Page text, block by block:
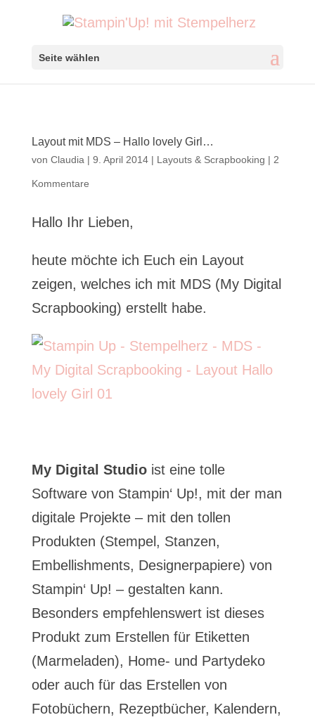
Seite wählen
Layout mit MDS – Hallo lovely Girl…
von Claudia | 9. April 2014| Layouts & Scrapbooking | 2
Kommentare
Hallo Ihr Lieben,
heute möchte ich Euch ein Layout
zeigen, welches ich mit MDS (My Digital
Scrapbooking) erstellt habe.
My Digital Studioist eine tolle
Software von Stampin‘ Up!, mit der man
digitale Projekte – mit den tollen
Produkten (Stempel, Stanzen,
Embellishments, Designerpapiere) von
Stampin‘ Up! – gestalten kann.
Besonders empfehlenswert ist dieses
Produkt zum Erstellen für Etiketten
(Marmeladen), Home- und Partydeko
oder auch für das Erstellen von
Fotobüchern, Rezeptbücher, Kalendern,